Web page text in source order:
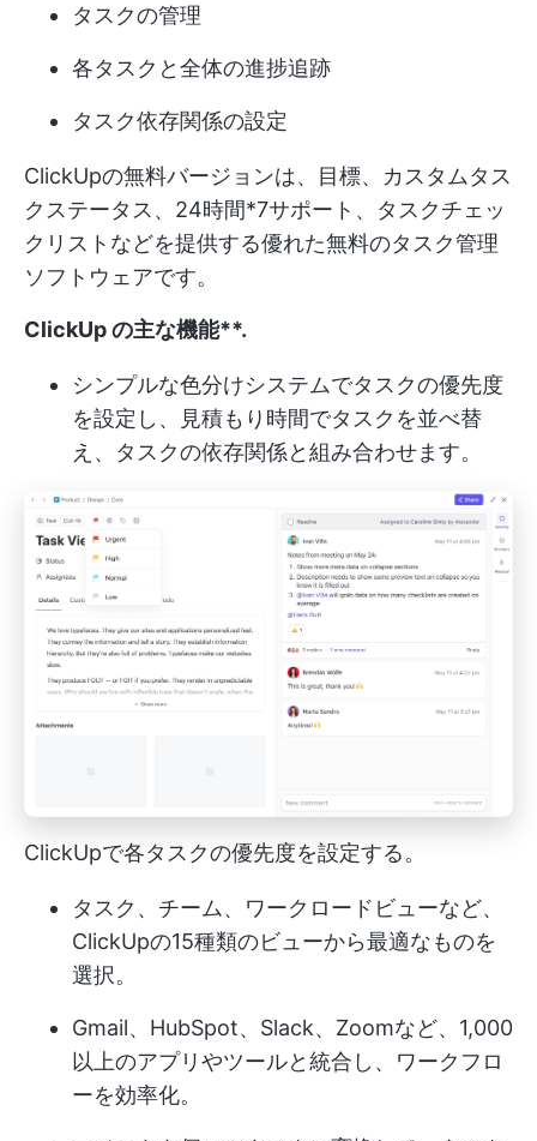
タスクの管理
各タスクと全体の進捗追跡
タスク依存関係の設定
ClickUpの無料バージョンは、目標、カスタムタス
クステータス、24時間*7サポート、タスクチェッ
クリストなどを提供する優れた無料のタスク管理
ソフトウェアです。
ClickUp の主な機能**.
シンプルな色分けシステムでタスクの優先度
を設定し、見積もり時間でタスクを並べ替
え、タスクの依存関係と組み合わせます。
ClickUpで各タスクの優先度を設定する。
タスク、チーム、ワークロードビューなど、
ClickUpの15種類のビューから最適なものを
選択。
Gmail、HubSpot、Slack、Zoomなど、1,000
以上のアプリやツールと統合し、ワークフロ
ーを効率化。